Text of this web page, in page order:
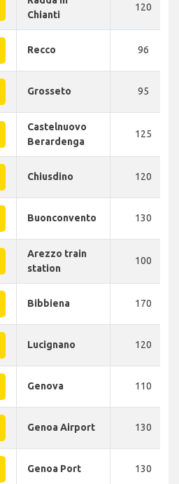
Chianti
120
Recco 96
Grosseto 95
Castelnuovo
Berardenga
125
Chiusdino 120
Buonconvento 130
Arezzo train
station
100
Bibbiena 170
Lucignano 120
Genova 110
Genoa Airport 130
Genoa Port 130